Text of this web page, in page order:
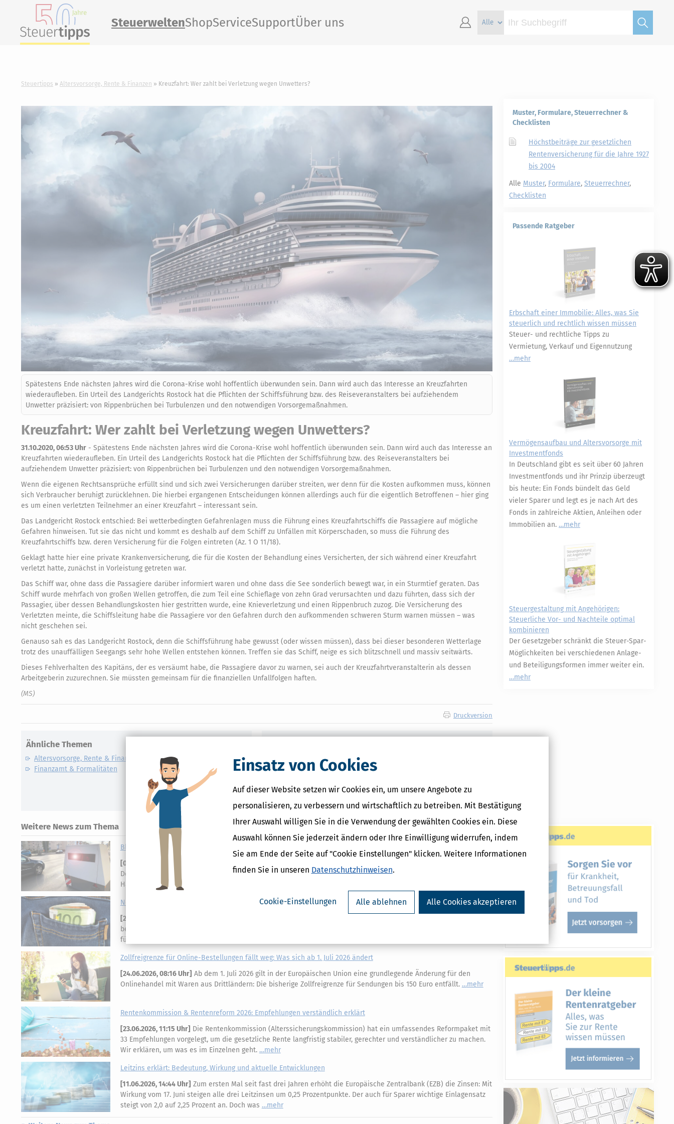
Einsatz von Cookies
Auf dieser Website setzen wir Cookies ein, um unsere Angebote zu
personalisieren, zu verbessern und wirtschaftlich zu betreiben. Mit Bestätigung
Ihrer Auswahl willigen Sie in die Verwendung der gewählten Cookies ein. Diese
Auswahl können Sie jederzeit ändern oder Ihre Einwilligung widerrufen, indem
Sie am Ende der Seite auf "Cookie Einstellungen" klicken. Weitere Informationen
finden Sie in unseren Datenschutzhinweisen.
Cookie-Einstellungen Alle ablehnen Alle Cookies akzeptieren
SteuerweltenShopServiceSupportÜber uns
Steuertipps Altersvorsorge, Rente & Finanzen Kreuzfahrt: Wer zahlt bei Verletzung wegen Unwetters?
Spätestens Ende nächsten Jahres wird die Corona-Krise wohl hoffentlich überwunden sein. Dann wird auch das Interesse an Kreuzfahrten
wiederaufleben. Ein Urteil des Landgerichts Rostock hat die Pflichten der Schiffsführung bzw. des Reiseveranstalters bei aufziehendem
Unwetter präzisiert: von Rippenbrüchen bei Turbulenzen und den notwendigen Vorsorgemaßnahmen.
Kreuzfahrt: Wer zahlt bei Verletzung wegen Unwetters?
31.10.2020, 06:53 Uhr - Spätestens Ende nächsten Jahres wird die Corona-Krise wohl hoffentlich überwunden sein. Dann wird auch das Interesse an
Kreuzfahrten wiederaufleben. Ein Urteil des Landgerichts Rostock hat die Pflichten der Schiffsführung bzw. des Reiseveranstalters bei
aufziehendem Unwetter präzisiert: von Rippenbrüchen bei Turbulenzen und den notwendigen Vorsorgemaßnahmen.
Wenn die eigenen Rechtsansprüche erfüllt sind und sich zwei Versicherungen darüber streiten, wer denn für die Kosten aufkommen muss, können
sich Verbraucher beruhigt zurücklehnen. Die hierbei ergangenen Entscheidungen können allerdings auch für die eigentlich Betroffenen – hier ging
es um einen verletzten Teilnehmer an einer Kreuzfahrt – interessant sein.
Das Landgericht Rostock entschied: Bei wetterbedingten Gefahrenlagen muss die Führung eines Kreuzfahrtschiffs die Passagiere auf mögliche
Gefahren hinweisen. Tut sie das nicht und kommt es deshalb auf dem Schiff zu Unfällen mit Körperschaden, so muss die Führung des
Kreuzfahrtschiffs bzw. deren Versicherung für die Folgen eintreten (Az. 1 O 11/18).
Geklagt hatte hier eine private Krankenversicherung, die für die Kosten der Behandlung eines Versicherten, der sich während einer Kreuzfahrt
verletzt hatte, zunächst in Vorleistung getreten war.
Das Schiff war, ohne dass die Passagiere darüber informiert waren und ohne dass die See sonderlich bewegt war, in ein Sturmtief geraten. Das
Schiff wurde mehrfach von großen Wellen getroffen, die zum Teil eine Schieflage von zehn Grad verursachten und dazu führten, dass sich der
Passagier, über dessen Behandlungskosten hier gestritten wurde, eine Knieverletzung und einen Rippenbruch zuzog. Die Versicherung des
Verletzten meinte, die Schiffsleitung habe die Passagiere vor den Gefahren durch den aufkommenden schweren Sturm warnen müssen – was
nicht geschehen sei.
Genauso sah es das Landgericht Rostock, denn die Schiffsführung habe gewusst (oder wissen müssen), dass bei dieser besonderen Wetterlage
trotz des unauffälligen Seegangs sehr hohe Wellen entstehen können. Treffen sie das Schiff, neige es sich blitzschnell und massiv seitwärts.
Dieses Fehlverhalten des Kapitäns, der es versäumt habe, die Passagiere davor zu warnen, sei auch der Kreuzfahrtveranstalterin als dessen
Arbeitgeberin zuzurechnen. Sie müssten gemeinsam für die finanziellen Unfallfolgen haften.
(MS)
Druckversion
Ähnliche Themen
Altersvorsorge, Rente & Finanzen
Finanzamt & Formalitäten
Arbeitgeber
Erbe
Scheidung
Versicherung
Weitere News zum Thema
Blitzermarathon & Speedweek: Termine, Bußgelder & Strafen
[01.08.2026, 06:40 Uhr
Deutschland, sondern in ganz Europa. Anders als bei der Speedweek im April gibt es im August keinen
Hauptkontrolltag. Wir haben alle wichtigen Informationen zu Terminen
Neue Euro-Scheine gesucht: Europa darf über sein künftiges Bargeld abstimmen
[26.07.2026, 06:37 Uhr
bei der Europäischen Zentralbank (EZB) gerade eines Besseren belehrt werden. Die EZB hat zehn Designvorschläge
für die nächste Euro-Banknotenserie veröffentlicht
Zollfreigrenze für Online-Bestellungen fällt weg: Was sich ab 1. Juli 2026 ändert
[24.06.2026, 08:16 Uhr] Ab dem 1. Juli 2026 gilt in der Europäischen Union eine grundlegende Änderung für den
Onlinehandel mit Waren aus Drittländern: Die bisherige Zollfreigrenze für Sendungen bis 150 Euro entfällt.
mehr
Rentenkommission & Rentenreform 2026: Empfehlungen verständlich erklärt
[23.06.2026, 11:15 Uhr] Die Rentenkommission (Alterssicherungskommission) hat ein umfassendes Reformpaket mit
33 Empfehlungen vorgelegt, um die gesetzliche Rente langfristig stabiler, gerechter und verständlicher zu machen.
Wir erklären, um was es im Einzelnen geht.
mehr
Leitzins erklärt: Bedeutung, Wirkung und aktuelle Entwicklungen
[11.06.2026, 14:44 Uhr] Zum ersten Mal seit fast drei Jahren erhöht die Europäische Zentralbank (EZB) die Zinsen: Mit
Wirkung vom 17. Juni steigen alle drei Leitzinsen um 0,25 Prozentpunkte. Der auch für Sparer wichtige Einlagensatz
steigt von 2,0 auf 2,25 Prozent an. Doch was
mehr
Muster, Formulare, Steuerrechner &
Checklisten
Höchstbeiträge zur gesetzlichen
Rentenversicherung für die Jahre 1927
bis 2004
Alle Muster, Formulare, Steuerrechner,
Checklisten
Passende Ratgeber
Erbschaft einer Immobilie: Alles, was Sie
steuerlich und rechtlich wissen müssen
Steuer- und rechtliche Tipps zu
Vermietung, Verkauf und Eigennutzung
mehr
Vermögensaufbau und Altersvorsorge mit
Investmentfonds
In Deutschland gibt es seit über 60 Jahren
Investmentfonds und ihr Prinzip überzeugt
bis heute: Ein Fonds bündelt das Geld
vieler Sparer und legt es je nach Art des
Fonds in zahlreiche Aktien, Anleihen oder
Immobilien an.
mehr
Steuergestaltung mit Angehörigen:
Steuerliche Vor- und Nachteile optimal
kombinieren
Der Gesetzgeber schränkt die Steuer-Spar-
Möglichkeiten bei verschiedenen Anlage-
und Beteiligungsformen immer weiter ein.
mehr